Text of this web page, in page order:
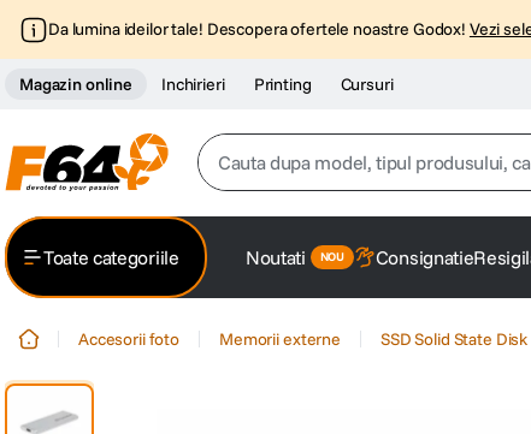
Da lumina ideilor tale! Descopera ofertele noastre Godox! Vezi
Magazin online Inchirieri Printing Cursuri
Cauta dupa model, tipul produsului,
2. trepied
Toate categoriile Noutati Consignatie
Accesorii foto Memorii externe SSD Solid State Disk